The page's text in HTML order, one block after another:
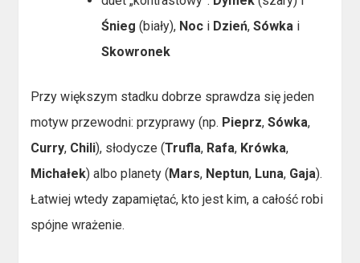
Śnieg (biały), Noc i Dzień,Sówka i
Skowronek
Przy większym stadku dobrze sprawdza się jeden
motyw przewodni: przyprawy (np. Pieprz,Sówka,
Curry, Chili), słodycze (Trufla, Rafa, Krówka,
Michałek) albo planety ( Mars, Neptun, Luna, Gaja).
Łatwiej wtedy zapamiętać, kto jest kim, a całość robi
spójne wrażenie.